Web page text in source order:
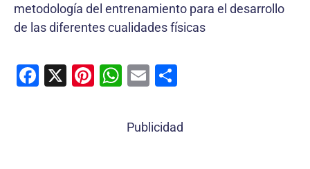
metodología del entrenamiento para el desarrollo
de las diferentes cualidades físicas
F
X
Pi W
at
E
ai m
Publicidad